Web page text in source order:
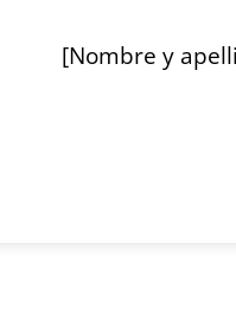
[Nombre y